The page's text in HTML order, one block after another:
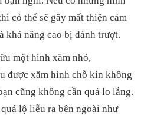
có thể sẽ gây mất thiện cảm
khả năng cao bị đánh trượt.
một hình xăm nhỏ,
được xăm hình chỗ kín không
cũng không cần quá lo lắng.
lộ liễu ra bên ngoài như